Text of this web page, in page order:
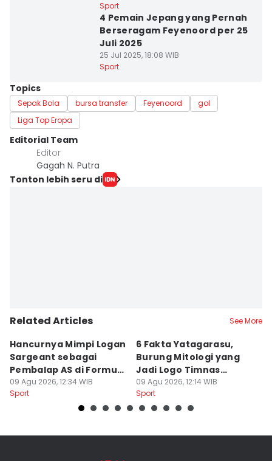
Sport
4 Pemain Jepang yang Pernah
Berseragam Feyenoord per 25
Juli 2025
25 Jul 2025, 18:08 WIB
Sport
Topics
Sepak Bola bursa transfer Feyenoord
gol
Liga Top Eropa
Editorial Team
Editor
Gagah N. Putra
Tonton lebih seru di
Related Articles See More
Hancurnya Mimpi Logan
Sargeant sebagai
Pembalap AS di Formula
1
09 Agu 2026, 12:34 WIB
Sport
6 Fakta Yatagarasu,
Burung Mitologi yang
Jadi Logo Timnas
Jepang
09 Agu 2026, 12:14 WIB
Sport